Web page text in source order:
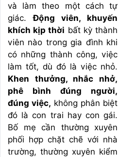
và làm theo một cách tự
giác.Động viên, khuyến
khích kịp thời bất kỳ thành
viên nào trong gia đình khi
có những thành công, việc
làm tốt, dù đó là việc nhỏ.
Khen thưởng, nhắc nhở,
phê bình đúng người,
đúng việc, không phân biệt
đó là con trai hay con gái.
Bố mẹ cần thường xuyên
phối hợp chặt chẽ với nhà
trường, thường xuyên kiểm